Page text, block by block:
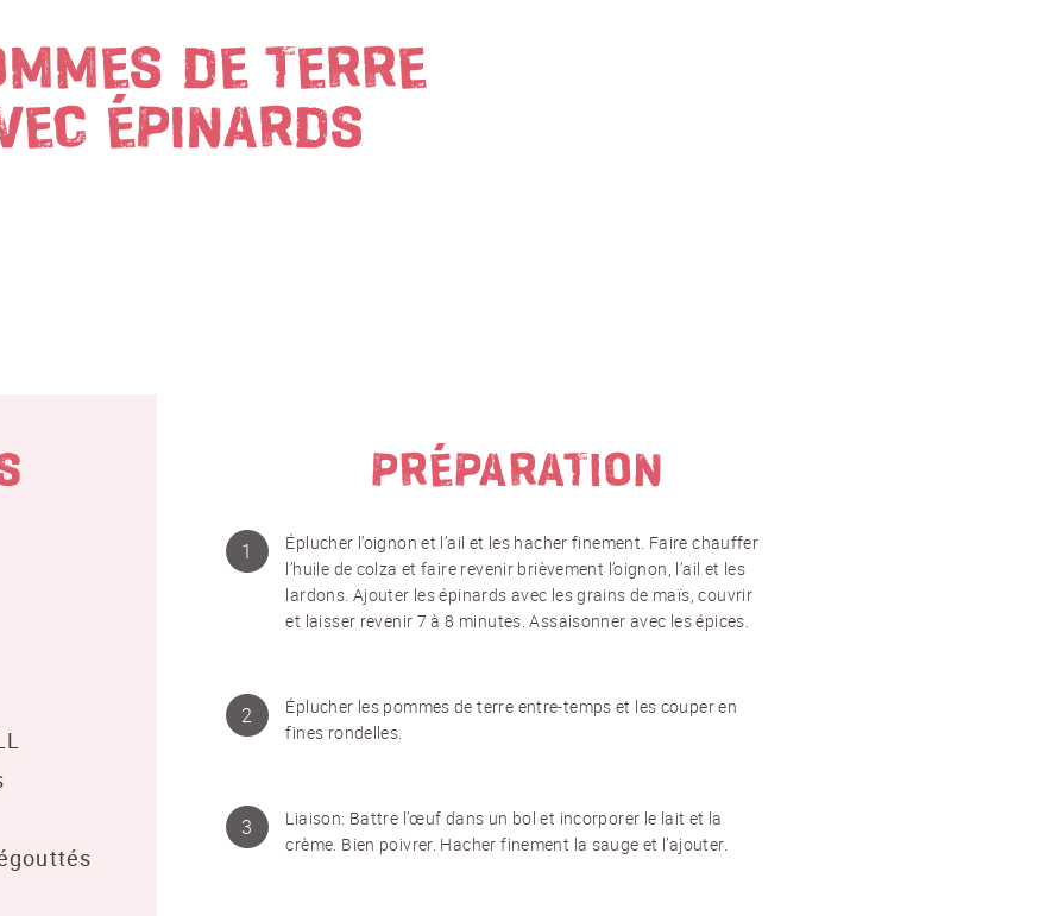
DE TERRE
ÉPINARDS
PRÉPARATION
Éplucher l’oignon et l’ail et les hacher finement. Faire chauffer
l’huile de colza et faire revenir brièvement l’oignon, l’ail et les
lardons. Ajouter les épinards avec les grains de maïs, couvrir
et laisser revenir 7 à 8 minutes. Assaisonner avec les épices.
Éplucher les pommes de terre entre-temps et les couper en
fines rondelles.
Liaison: Battre l’œuf dans un bol et incorporer le lait et la
crème. Bien poivrer. Hacher finement la sauge et l’ajouter.